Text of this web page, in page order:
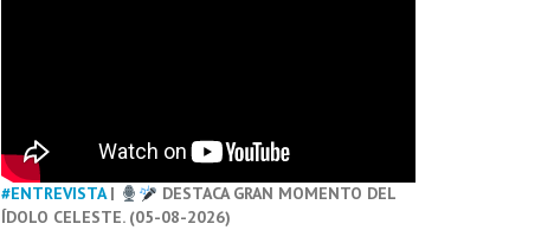
#ENTREVISTA|
DESTACA GRAN MOMENTO DEL
ÍDOLO CELESTE. (05-08-2026)